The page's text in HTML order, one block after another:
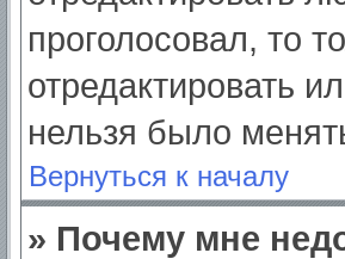
проголосовал, то
отредактировать
нельзя было
Вернуться к началу
» Почему мне